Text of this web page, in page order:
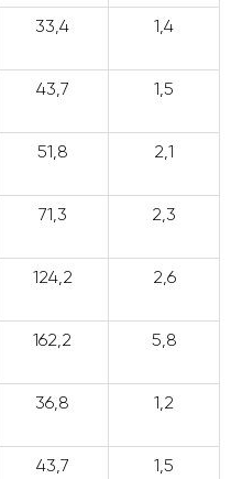
33,4 1,4
43,7 1,5
51,8 2,1
71,3 2,3
124,2 2,6
162,2 5,8
36,8 1,2
43,7 1,5